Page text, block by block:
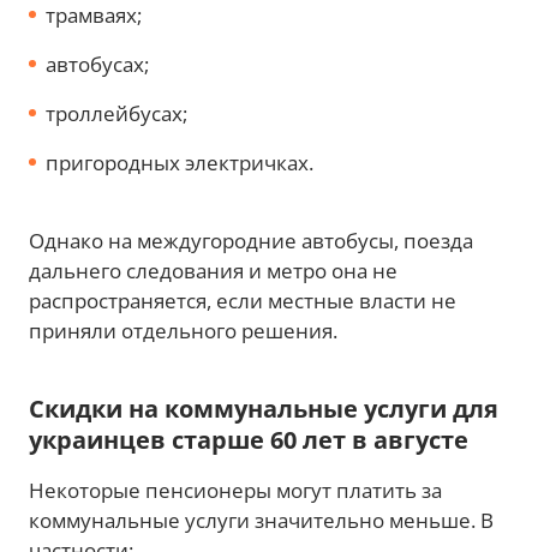
трамваях;
автобусах;
троллейбусах;
пригородных электричках.
Однако на междугородние автобусы, поезда
дальнего следования и метро она не
распространяется, если местные власти не
приняли отдельного решения.
Скидки на коммунальные услуги для
украинцев старше 60 лет в августе
Некоторые пенсионеры могут платить за
коммунальные услуги значительно меньше. В